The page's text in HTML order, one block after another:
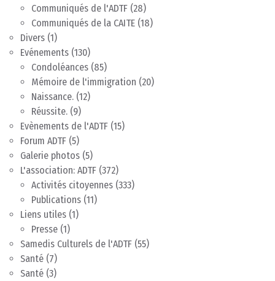
Communiqués de l'ADTF (28)
Communiqués de la CAITE (18)
Divers (1)
Evénements (130)
Condoléances (85)
Mémoire de l'immigration (20)
Naissance. (12)
Réussite. (9)
Evènements de l'ADTF (15)
Forum ADTF (5)
Galerie photos (5)
L'association: ADTF (372)
Activités citoyennes (333)
Publications (11)
Liens utiles (1)
Presse (1)
Samedis Culturels de l'ADTF (55)
Santé (7)
Santé (3)